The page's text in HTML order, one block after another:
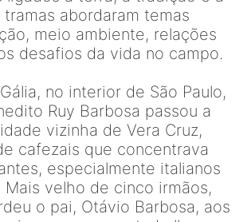
tramas abordaram temas
meio ambiente, relações
desafios da vida no campo.
no interior de São Paulo,
Ruy Barbosa passou a
vizinha de Vera Cruz,
cafezais que concentrava
especialmente italianos
Mais velho de cinco irmãos,
o pai, Otávio Barbosa, aos